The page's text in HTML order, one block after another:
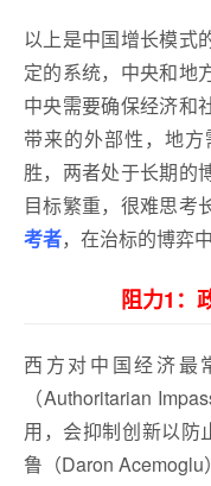
以上是中国增长模式
定的系统，中央和地
中央需要确保经济和
带来的外部性，地
胜，两者处于长期的
目标繁重，很难思考
考者，在治标的博弈
阻力1：
西方对中国经济最
（Authoritarian
用，会抑制创新以防
鲁（Daron Acemoglu